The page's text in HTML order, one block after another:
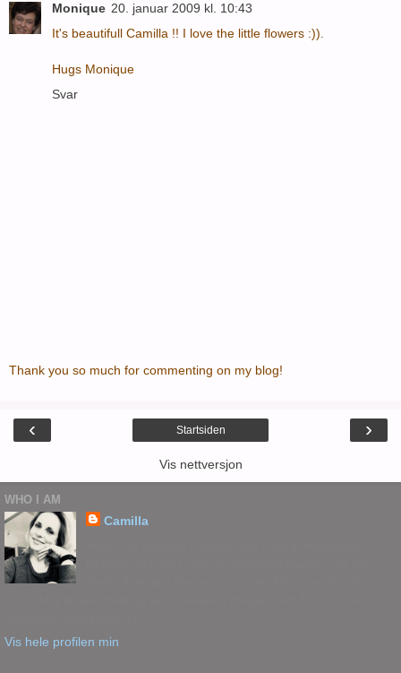
Monique 20. januar 2009 kl. 10:43
It's beautifull Camilla !! I love the little flowers :)).
Hugs Monique
Svar
Thank you so much for commenting on my blog!
‹ ›
Startsiden
Vis nettversjon
WHO I AM
Camilla
Vis hele profilen min